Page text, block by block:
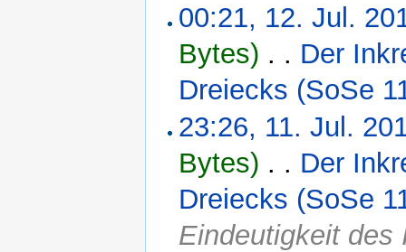
00:21, 12. Jul.
Bytes) . . Der
Dreiecks (SoSe
23:26, 11. Jul.
Bytes) . . Der
Dreiecks (SoSe
Eindeutigkeit des